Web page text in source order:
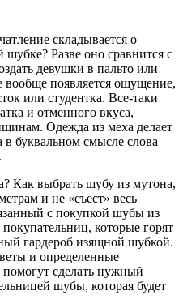
складывается о
Разве оно сравнится с
девушки в пальто или
вообще появляется ощущение,
или студентка. Все-таки
и отменного вкуса,
Одежда из меха делает
буквальном смысле слова
Как выбрать шубу из мутона,
и не «съест» весь
с покупкой шубы из
которые горят
гардероб изящной шубкой.
и определенные
сделать нужный
шубы, которая будет